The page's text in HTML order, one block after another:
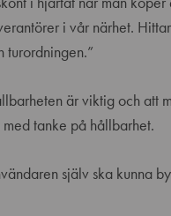
i vår närhet.
turordningen.”
är viktig och att
tanke på hållbarhet.
själv ska kunna